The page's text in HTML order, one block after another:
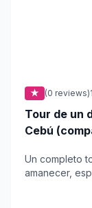
★ (0 reviews)
Tour de un
Cebú
Un completo
amanecer,